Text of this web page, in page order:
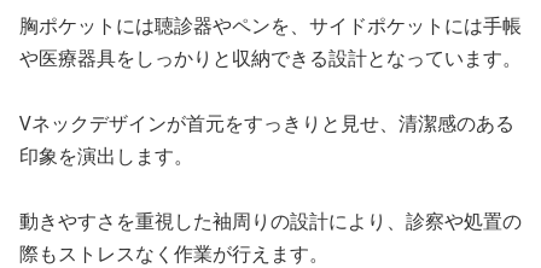
胸ポケットには聴診器やペンを、サイドポケットには手帳
や医療器具をしっかりと収納できる設計となっています。
Vネックデザインが首元をすっきりと見せ、清潔感のある
印象を演出します。
動きやすさを重視した袖周りの設計により、診察や処置の
際もストレスなく作業が行えます。